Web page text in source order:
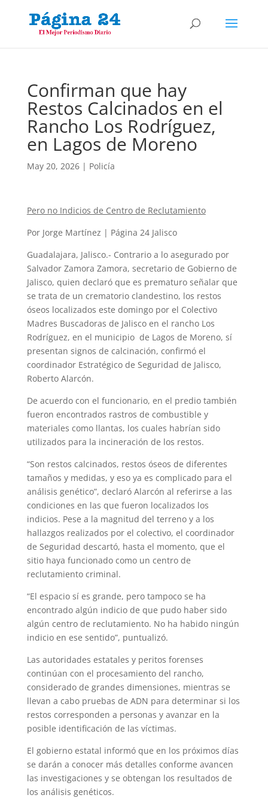
Confirman que hay
Restos Calcinados en el
Rancho Los Rodríguez,
en Lagos de Moreno
May 20, 2026| Policía
Pero no Indicios de Centro de Reclutamiento
Por Jorge Martínez | Página 24 Jalisco
Guadalajara, Jalisco.- Contrario a lo asegurado por
Salvador Zamora Zamora, secretario de Gobierno de
Jalisco, quien declaró que es prematuro señalar que
se trata de un crematorio clandestino, los restos
óseos localizados este domingo por el Colectivo
Madres Buscadoras de Jalisco en el rancho Los
Rodríguez, en el municipio de Lagos de Moreno, sí
presentan signos de calcinación, confirmó el
coordinador Estratégico de Seguridad de Jalisco,
Roberto Alarcón.
De acuerdo con el funcionario, en el predio también
fueron encontrados rastros de combustible y
materiales como llantas, los cuales habrían sido
utilizados para la incineración de los restos.
“Son restos calcinados, restos óseos de diferentes
tamaños y medidas, y eso ya es complicado para el
análisis genético”, declaró Alarcón al referirse a las
condiciones en las que fueron localizados los
indicios. Pese a la magnitud del terreno y a los
hallazgos realizados por el colectivo, el coordinador
de Seguridad descartó, hasta el momento, que el
sitio haya funcionado como un centro de
reclutamiento criminal.
“El espacio sí es grande, pero tampoco se ha
encontrado algún indicio de que pudo haber sido
algún centro de reclutamiento. No ha habido ningún
indicio en ese sentido”, puntualizó.
Las autoridades estatales y peritos forenses
continúan con el procesamiento del rancho,
considerado de grandes dimensiones, mientras se
llevan a cabo pruebas de ADN para determinar si los
restos corresponden a personas y avanzar en la
posible identificación de las víctimas.
El gobierno estatal informó que en los próximos días
se darán a conocer más detalles conforme avancen
las investigaciones y se obtengan los resultados de
los análisis genéticos.